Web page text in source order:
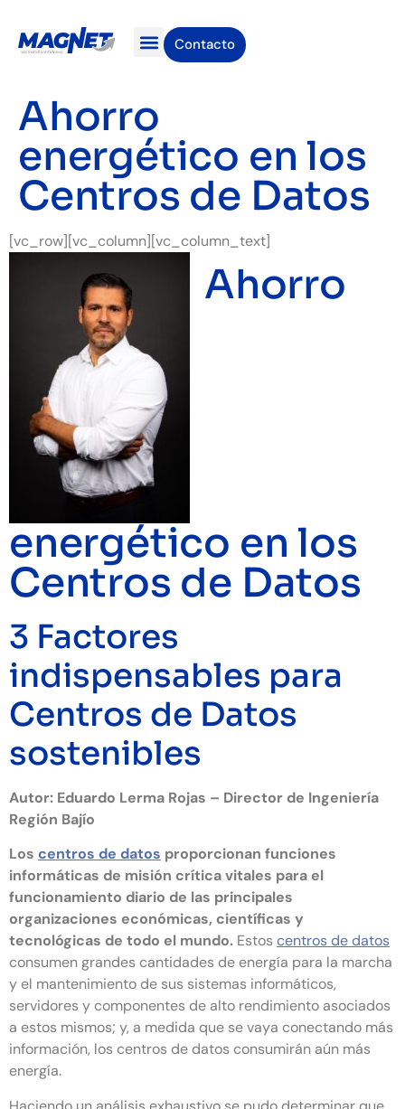
Contacto
Ahorro
energético en los
Centros de Datos
[vc_row][vc_column][vc_column_text]
Ahorro
energético en los
Centros de Datos
3 Factores
indispensables para
Centros de Datos
sostenibles
Autor: Eduardo Lerma Rojas – Director de Ingeniería
Región Bajío
Los centros de datos proporcionan funciones
informáticas de misión crítica vitales para el
funcionamiento diario de las principales
organizaciones económicas, científicas y
tecnológicas de todo el mundo. Estoscentros de datos
consumen grandes cantidades de energía para la marcha
y el mantenimiento de sus sistemas informáticos,
servidores y componentes de alto rendimiento asociados
a estos mismos; y, a medida que se vaya conectando más
información, los centros de datos consumirán aún más
energía.